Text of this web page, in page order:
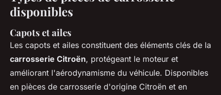
disponibles
Capots et ailes
Les capots et ailes constituent des éléments clés de la
carrosserie Citroën, protégeant le moteur et
améliorant l'aérodynamisme du véhicule. Disponibles
en pièces de carrosserie d'origine Citroën et en